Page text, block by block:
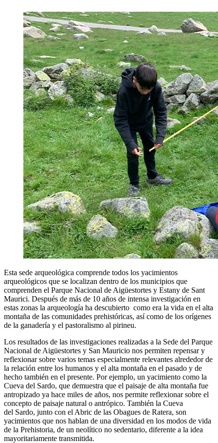
Esta sede arqueológica comprende todos los yacimientos
arqueológicos que se localizan dentro de los municipios que
comprenden el Parque Nacional de Aigüestortes y Estany de Sant
Maurici. Después de más de 10 años de intensa investigación en
estas zonas la arqueología ha descubierto como era la vida en el alta
montaña de las comunidades prehistóricas, así como de los orígenes
de la ganadería y el pastoralismo al pirineu.
Los resultados de las investigaciones realizadas a la Sede del Parque
Nacional de Aigüestortes y San Mauricio nos permiten repensar y
reflexionar sobre varios temas especialmente relevantes alrededor de
la relación entre los humanos y el alta montaña en el pasado y de
hecho también en el presente. Por ejemplo, un yacimiento como la
Cueva del Sardo, que demuestra que el paisaje de alta montaña fue
antropizado ya hace miles de años, nos permite reflexionar sobre el
concepto de paisaje natural o antrópico. También la Cueva
del Sardo, junto con el Abric de las Obagues de Ratera, son
yacimientos que nos hablan de una diversidad en los modos de vida
de la Prehistoria, de un neolítico no sedentario, diferente a la idea
mayoritariamente transmitida.